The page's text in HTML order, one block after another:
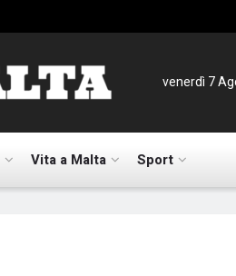
venerdì 7
Vita a Malta Sport